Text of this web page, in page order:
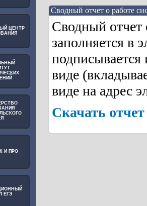
ЦЕНТР
И ПРО
ЕГЭ
Сводный отчет о работе
Сводный отчет
заполняется в
виде
виде на адрес
Скачать отчет